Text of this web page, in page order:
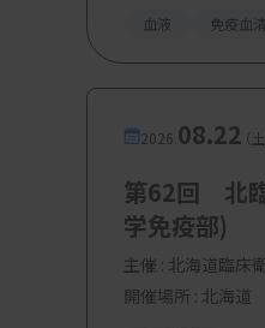
血液 免疫血清
2026. 08.22（土
第62回 北
学免疫部)
主催 : 北海道臨床
開催場所 : 北海道